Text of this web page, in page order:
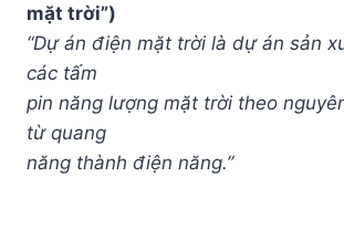
mặt trời”)
“Dự án điện mặt trời là dự án sản
các tấm
pin năng lượng mặt trời theo
từ quang
năng thành điện năng.”